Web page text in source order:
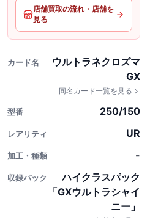
店舗買取の流れ・店舗を
見る
カード名
ウルトラネクロズマ
GX
同名カード一覧を見る
型番 250/150
レアリティ UR
加工・種類 -
収録パック
ハイクラスパック
「GXウルトラシャイ
ニー」